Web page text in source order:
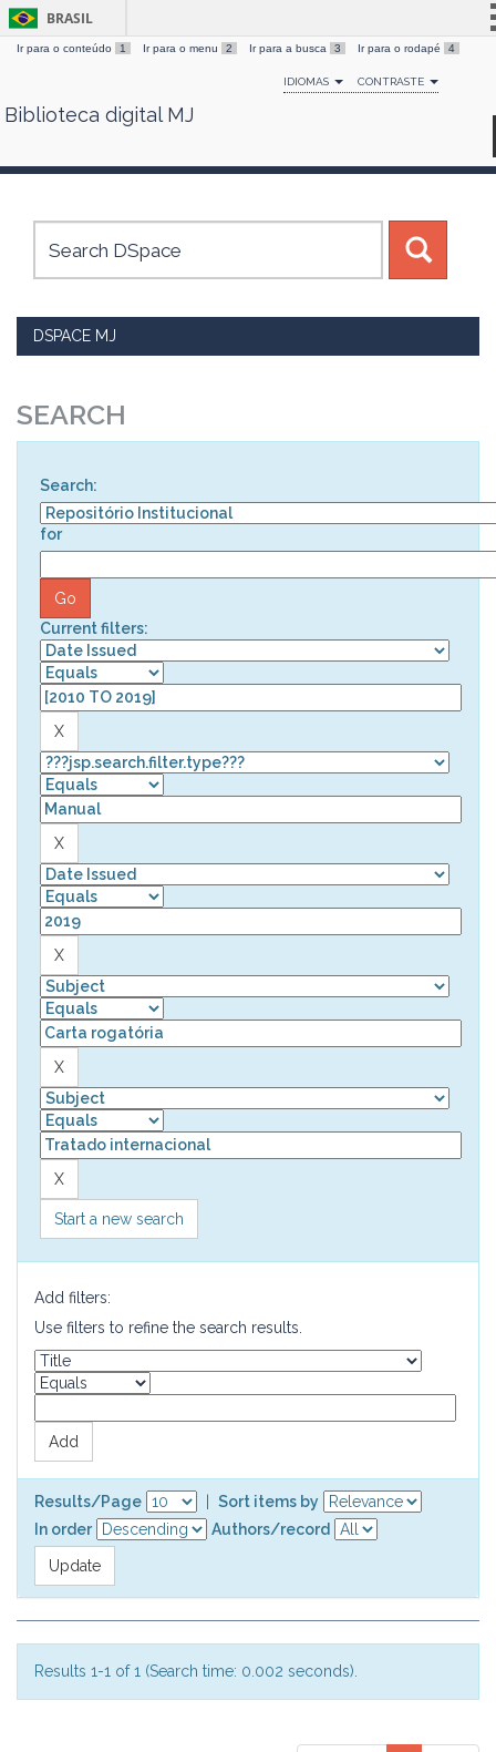
Skip
BRASIL
Simplifique!
Comunica BR
Canais
Ir para o conteúdo 1 Ir para o menu 2 Ir para a busca 3 Ir para o rodapé 4
IDIOMAS CONTRASTE
Biblioteca digital MJ
DSPACE MJ
SEARCH
Search:
for
Current filters:
Start a new search
Add filters:
Use filters to refine the search results.
Results/Page
Sort items by
In order
Authors/record
Results 1-1 of 1 (Search time: 0.002 seconds).